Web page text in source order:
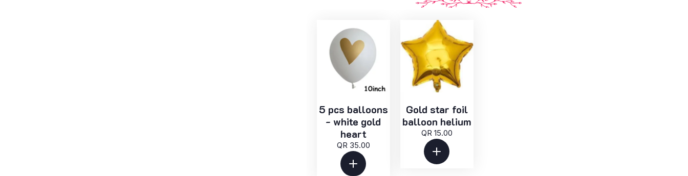
5 pcs balloons
- white gold
heart
QR 35.00
Gold star foil
balloon helium
QR 15.00